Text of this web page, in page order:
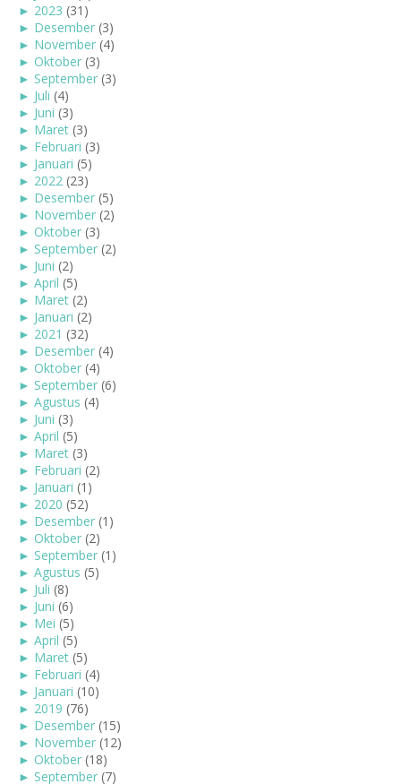
► 2023 (31)
► Desember (3)
► November (4)
► Oktober (3)
► September (3)
► Juli (4)
► Juni (3)
► Maret (3)
► Februari (3)
► Januari (5)
► 2022 (23)
► Desember (5)
► November (2)
► Oktober (3)
► September (2)
► Juni (2)
► April (5)
► Maret (2)
► Januari (2)
► 2021 (32)
► Desember (4)
► Oktober (4)
► September (6)
► Agustus (4)
► Juni (3)
► April (5)
► Maret (3)
► Februari (2)
► Januari (1)
► 2020 (52)
► Desember (1)
► Oktober (2)
► September (1)
► Agustus (5)
► Juli (8)
► Juni (6)
► Mei (5)
► April (5)
► Maret (5)
► Februari (4)
► Januari (10)
► 2019 (76)
► Desember (15)
► November (12)
► Oktober (18)
► September (7)